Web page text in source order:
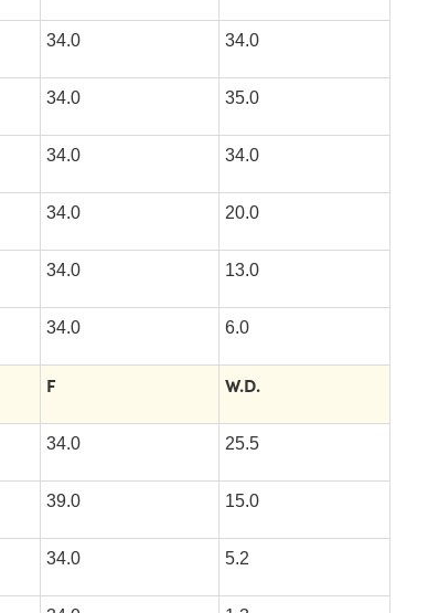
34.0 34.0
34.0 35.0
34.0 34.0
34.0 20.0
34.0 13.0
34.0 6.0
F W.D.
34.0 25.5
39.0 15.0
34.0 5.2